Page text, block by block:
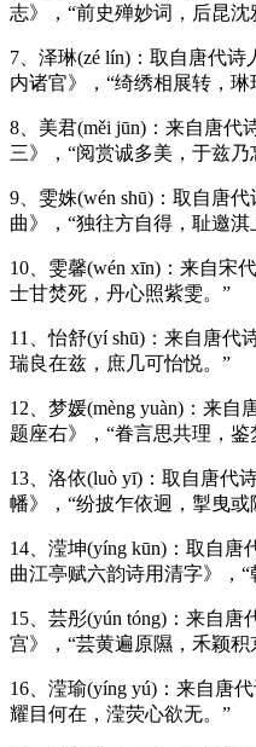
志》，“前史殚妙词，后昆沈
7、泽琳(zé lín)：取自唐代
内诸官》，“绮绣相展转，琳
8、美君(měi jūn)：来自唐代
三》，“阅赏诚多美，于兹乃
9、雯姝(wén shū)：取自唐
曲》，“独往方自得，耻邀淇
10、雯馨(wén xīn)：来自宋
士甘焚死，丹心照紫雯。”
11、怡舒(yí shū)：来自唐代
瑞良在兹，庶几可怡悦。”
12、梦媛(mèng yuàn)：来
题座右》，“眷言思共理，鉴
13、洛依(luò yī)：取自唐代
幡》，“纷披乍依迥，掣曳或
14、滢坤(yíng kūn)：取自
曲江亭赋六韵诗用清字》，
15、芸彤(yún tóng)：来自
宫》，“芸黄遍原隰，禾颖积
16、滢瑜(yíng yú)：来自唐
耀目何在，滢荧心欲无。”